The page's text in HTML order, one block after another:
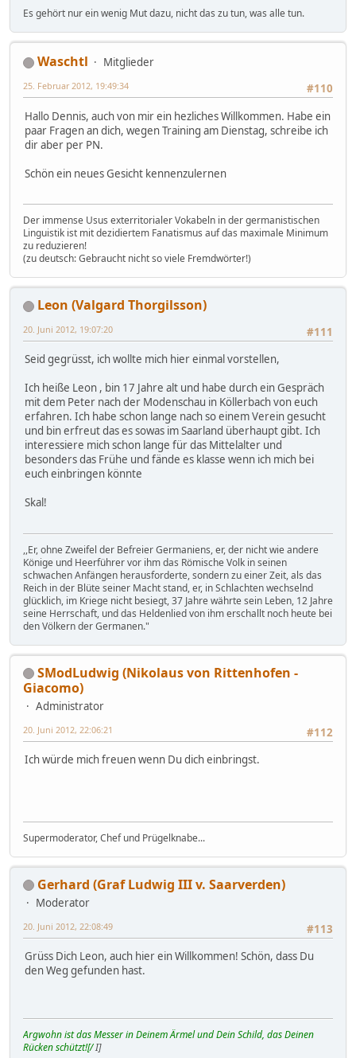
Es gehört nur ein wenig Mut dazu, nicht das zu tun, was alle tun.
Waschtl
Mitglieder
#110
25. Februar 2012, 19:49:34
Hallo Dennis, auch von mir ein hezliches Willkommen. Habe ein
paar Fragen an dich, wegen Training am Dienstag, schreibe ich
dir aber per PN.
Schön ein neues Gesicht kennenzulernen
Der immense Usus exterritorialer Vokabeln in der germanistischen
Linguistik ist mit dezidiertem Fanatismus auf das maximale Minimum
zu reduzieren!
(zu deutsch: Gebraucht nicht so viele Fremdwörter!)
Leon (Valgard Thorgilsson)
#111
20. Juni 2012, 19:07:20
Seid gegrüsst, ich wollte mich hier einmal vorstellen,
Ich heiße Leon , bin 17 Jahre alt und habe durch ein Gespräch
mit dem Peter nach der Modenschau in Köllerbach von euch
erfahren. Ich habe schon lange nach so einem Verein gesucht
und bin erfreut das es sowas im Saarland überhaupt gibt. Ich
interessiere mich schon lange für das Mittelalter und
besonders das Frühe und fände es klasse wenn ich mich bei
euch einbringen könnte
Skal!
,,Er, ohne Zweifel der Befreier Germaniens, er, der nicht wie andere
Könige und Heerführer vor ihm das Römische Volk in seinen
schwachen Anfängen herausforderte, sondern zu einer Zeit, als das
Reich in der Blüte seiner Macht stand, er, in Schlachten wechselnd
glücklich, im Kriege nicht besiegt, 37 Jahre währte sein Leben, 12 Jahre
seine Herrschaft, und das Heldenlied von ihm erschallt noch heute bei
den Völkern der Germanen."
SModLudwig (Nikolaus von Rittenhofen -
Giacomo)
Administrator
#112
20. Juni 2012, 22:06:21
Ich würde mich freuen wenn Du dich einbringst.
Supermoderator, Chef und Prügelknabe...
Gerhard (Graf Ludwig III v. Saarverden)
Moderator
#113
20. Juni 2012, 22:08:49
Grüss Dich Leon, auch hier ein Willkommen! Schön, dass Du
den Weg gefunden hast.
Argwohn ist das Messer in Deinem Ärmel und Dein Schild, das Deinen
Rücken schützt![/I]